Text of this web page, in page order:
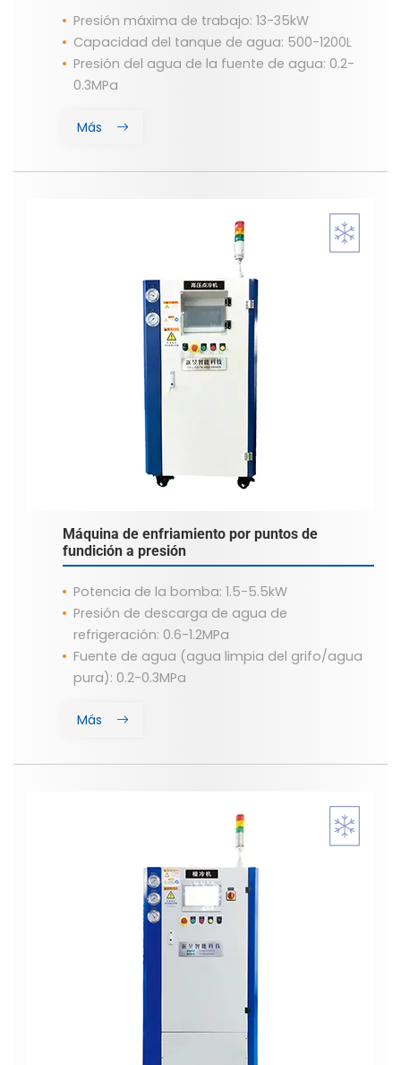
Presión máxima de trabajo: 13-35kW
Capacidad del tanque de agua: 500-1200L
Presión del agua de la fuente de agua: 0.2-
0.3MPa
Más
Máquina de enfriamiento por puntos de
fundición a presión
Potencia de la bomba: 1.5-5.5kW
Presión de descarga de agua de
refrigeración: 0.6-1.2MPa
Fuente de agua (agua limpia del grifo/agua
pura): 0.2-0.3MPa
Más